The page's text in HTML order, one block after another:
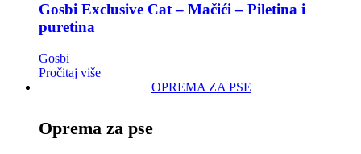
Gosbi Exclusive Cat – Mačići – Piletina i
puretina
Gosbi
Pročitaj više
OPREMA ZA PSE
Oprema za pse